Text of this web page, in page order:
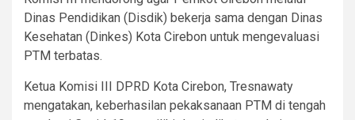
Dinas Pendidikan (Disdik) bekerja sama dengan Dinas
Kesehatan (Dinkes) Kota Cirebon untuk mengevaluasi
PTM terbatas.
Ketua Komisi III DPRD Kota Cirebon, Tresnawaty
mengatakan, keberhasilan pekaksanaan PTM di tengah